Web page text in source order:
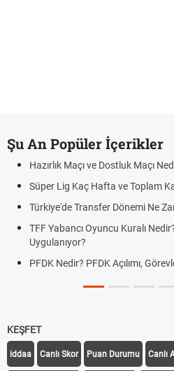
Şu An Popüler İçerikler
Hazırlık Maçı ve Dostluk Maçı
Süper Lig Kaç Hafta ve Toplam
Türkiye'de Transfer Dönemi Ne
TFF Yabancı Oyuncu Kuralı
Uygulanıyor?
PFDK Nedir? PFDK Açılımı,
KEŞFET
iddaa Canlı Skor Puan Durumu Canlı